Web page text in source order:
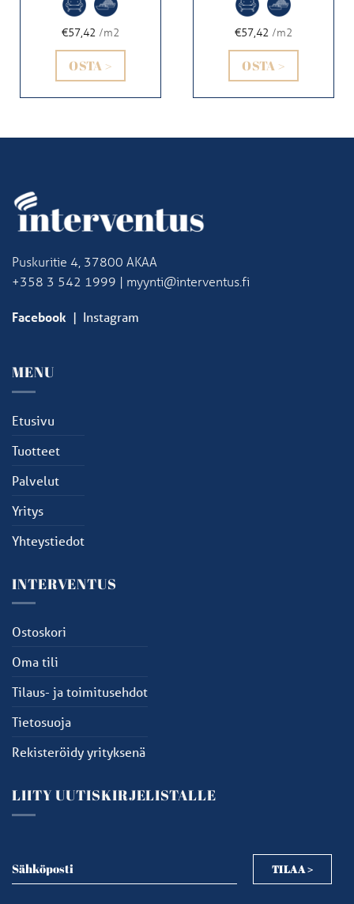
€57,42/m2
OSTA >
€57,42/m2
OSTA >
Puskuritie 4, 37800 AKAA
+358 3 542 1999 | myynti@interventus.fi
Facebook | Instagram
MENU
Etusivu
Tuotteet
Palvelut
Yritys
Yhteystiedot
INTERVENTUS
Ostoskori
Oma tili
Tilaus- ja toimitusehdot
Tietosuoja
Rekisteröidy yrityksenä
LIITY UUTISKIRJELISTALLE
Sähköposti
Sähköposti TILAA >